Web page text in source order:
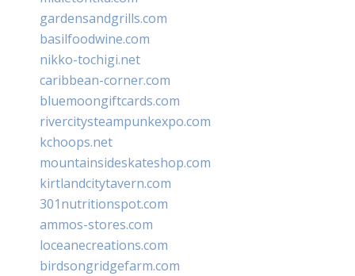
gardensandgrills.com
basilfoodwine.com
nikko-tochigi.net
caribbean-corner.com
bluemoongiftcards.com
rivercitysteampunkexpo.com
kchoops.net
mountainsideskateshop.com
kirtlandcitytavern.com
301nutritionspot.com
ammos-stores.com
loceanecreations.com
birdsongridgefarm.com